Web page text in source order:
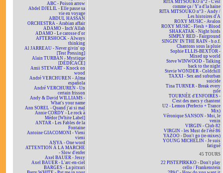
ABC - Poison arrow
Abdel DJELIL - Elle passe sa
vie en voyage
ABDUL HASSAN
ORCHESTRA - Arabian affair
ADAMO - Inch'Allah
ADAMO - Le carosse d'or
AFTERSHOCK - Always
thinking
Al JARREAU - Never givin' up
[Test Pressing]
Alain TURBAN - Mystique
[DÉDICACÉ]
Amii STEWART - Knock on
wood
André VERCHUREN - Alma
española
André VERCHUREN - Un
certain frisson
Andy & David WILLIAMS -
What's your name
Ann SOREL - Quand j'ai si mal
Annie CORDY - Le rock à
Médor [White Label]
ANTAR - Les Fables de la
Fontaine
Antoine GIACOMONI - Vieni
vieni
ANYA - One word
ATTENTION À LA MARCHE
- Slow d'enfer
Axel BAUER - Jessy
Axel BAUER - L'arc-en-ciel
BARGES - La pitxuri
RITA MITSOUKO n°2 - C'est
comme ça / Y'a d'la haine
RITA MITSOUKO n°3 - Andy /
Les histoires d'A
ROXY MUSIC - Avalon
ROXY MUSIC - Flesh + Blood
SHAKATAK - Night birds
SIMPLY RED - Fairground
SINGIN' IN THE RAIN - b.o.f.
Chantons sous la pluie
Sophie ELLIS-BEXTOR -
Mixed up world
Steve WINWOOD - Talking
back to the night
Stevie WONDER - Coldchill
TAXXI - Sex and suburban
suicide
Tina TURNER - Break every
rule
TOURNÉE d'ENFOIRÉS -
C'est des mecs y chantent
U2 - Lemon (Perfecto + Trance
Mix)
Véronique SANSON - Moi, le
venin
VIRGIN - Club 82
VIRGIN - les Must de l'été 86
YAZOO - Don't go (re-mixes)
YOUNG MICHELIN - Je suis
fatigué
45 TOURS
22 PISTEPIRKKO - Don't play
cello / Frankenstein